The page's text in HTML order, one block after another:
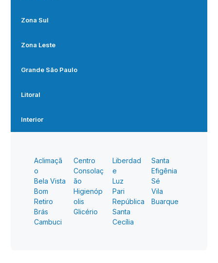
Zona Sul
Zona Leste
Grande São Paulo
Litoral
Interior
Aclimaçã
o
Bela Vista
Bom
Retiro
Brás
Cambuci
Centro
Consolaç
ão
Higienóp
olis
Glicério
Liberdad
e
Luz
Pari
República
Santa
Cecília
Santa
Efigênia
Sé
Vila
Buarque